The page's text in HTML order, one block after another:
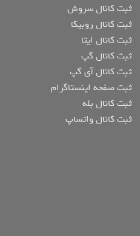
ثبت کانال سروش
ثبت کانال روبیکا
ثبت کانال ایتا
ثبت کانال گپ
ثبت کانال آی گپ
ثبت صفحه اینستاگرام
ثبت کانال بله
ثبت کانال واتساپ